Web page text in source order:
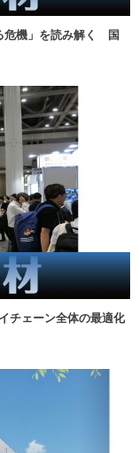
危機」を読み解く 国
チェーン全体の最適化